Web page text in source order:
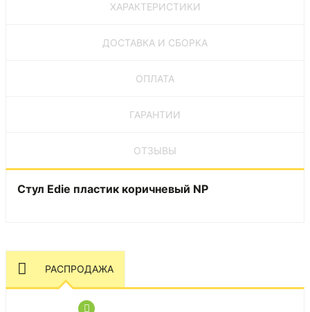
ХАРАКТЕРИСТИКИ
ДОСТАВКА И СБОРКА
ОПЛАТА
ГАРАНТИИ
ОТЗЫВЫ
Стул Edie пластик коричневый NP
РАСПРОДАЖА